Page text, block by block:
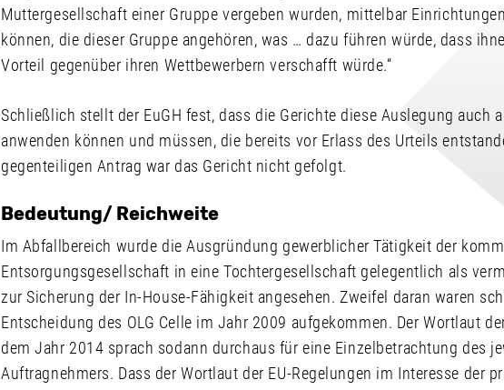
Muttergesellschaft einer Gruppe vergeben wurden, mittelbar
können, die dieser Gruppe angehören, was … dazu führen würde, dass
Vorteil gegenüber ihren Wettbewerbern verschafft würde.“
Schließlich stellt der EuGH fest, dass die Gerichte diese Auslegung auch
anwenden können und müssen, die bereits vor Erlass des Urteils
gegenteiligen Antrag war das Gericht nicht gefolgt.
Bedeutung/ Reichweite
Im Abfallbereich wurde die Ausgründung gewerblicher Tätigkeit der
Entsorgungsgesellschaft in eine Tochtergesellschaft gelegentlich als
zur Sicherung der In-House-Fähigkeit angesehen. Zweifel daran waren
Entscheidung des OLG Celle im Jahr 2009 aufgekommen. Der Wortlaut
dem Jahr 2014 sprach sodann durchaus für eine Einzelbetrachtung des
Auftragnehmers. Dass der Wortlaut der EU-Regelungen im Interesse der